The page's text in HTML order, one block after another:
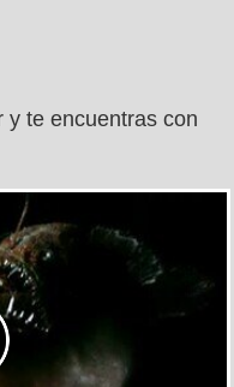
y te encuentras con